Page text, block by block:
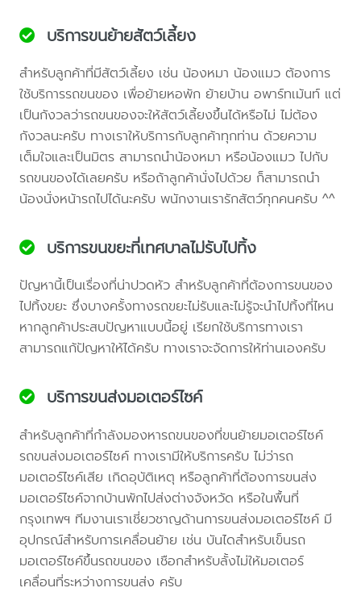
บริการขนย้ายสัตว์เลี้ยง
สำหรับลูกค้าที่มีสัตว์เลี้ยง เช่น น้องหมา น้องแมว ต้องการ
ใช้บริการรถขนของ เพื่อย้ายหอพัก ย้ายบ้าน อพาร์ทเม้นท์ แต่
เป็นกังวลว่ารถขนของจะให้สัตว์เลี้ยงขึ้นได้หรือไม่ ไม่ต้อง
กังวลนะครับ ทางเราให้บริการกับลูกค้าทุกท่าน ด้วยความ
เต็มใจและเป็นมิตร สามารถนำน้องหมา หรือน้องแมว ไปกับ
รถขนของได้เลยครับ หรือถ้าลูกค้านั่งไปด้วย ก็สามารถนำ
น้องนั่งหน้ารถไปได้นะครับ พนักงานเรารักสัตว์ทุกคนครับ ^^
บริการขนขยะที่เทศบาลไม่รับไปทิ้ง
ปัญหานี้เป็นเรื่องที่น่าปวดหัว สำหรับลูกค้าที่ต้องการขนของ
ไปทิ้งขยะ ซึ่งบางครั้งทางรถขยะไม่รับและไม่รู้จะนำไปทิ้งที่ไหน
หากลูกค้าประสบปัญหาแบบนี้อยู่ เรียกใช้บริการทางเรา
สามารถแก้ปัญหาให้ได้ครับ ทางเราจะจัดการให้ท่านเองครับ
บริการขนส่งมอเตอร์ไซค์
สำหรับลูกค้าที่กำลังมองหารถขนของที่ขนย้ายมอเตอร์ไซค์
รถขนส่งมอเตอร์ไซค์ ทางเรามีให้บริการครับ ไม่ว่ารถ
มอเตอร์ไซค์เสีย เกิดอุบัติเหตุ หรือลูกค้าที่ต้องการขนส่ง
มอเตอร์ไซค์จากบ้านพักไปส่งต่างจังหวัด หรือในพื้นที่
กรุงเทพฯ ทีมงานเราเชี่ยวชาญด้านการขนส่งมอเตอร์ไซค์ มี
อุปกรณ์สำหรับการเคลื่อนย้าย เช่น บันไดสำหรับเข็นรถ
มอเตอร์ไซค์ขึ้นรถขนของ เชือกสำหรับลั้งไม่ให้มอเตอร์
เคลื่อนที่ระหว่างการขนส่ง ครับ